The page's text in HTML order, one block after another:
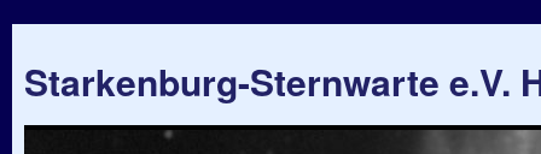
Starkenburg-Sternwarte e.V.